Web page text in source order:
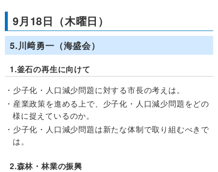
9月18日（木曜日）
5.川﨑勇一（海盛会）
1.釜石の再生に向けて
少子化・人口減少問題に対する市長の考えは。
産業政策を進める上で、少子化・人口減少問題をどの
様に捉えているのか。
少子化・人口減少問題は新たな体制で取り組むべきで
は。
2.森林・林業の振興